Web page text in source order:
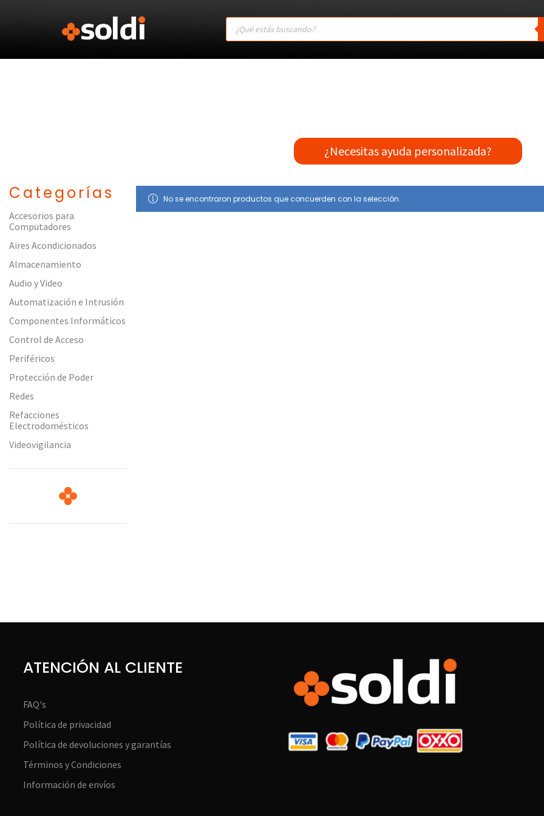
Products
search
¿Necesitas ayuda personalizada?
No se encontraron productos que concuerden con la selección.
Categorías
Accesorios para
Computadores
Aires Acondicionados
Almacenamiento
Audio y Video
Automatización e Intrusión
Componentes Informáticos
Control de Acceso
Periféricos
Protección de Poder
Redes
Refacciones
Electrodomésticos
Videovigilancia
ATENCIÓN AL CLIENTE
FAQ's
Política de privacidad
Política de devoluciones y garantías
Términos y Condiciones
Información de envíos